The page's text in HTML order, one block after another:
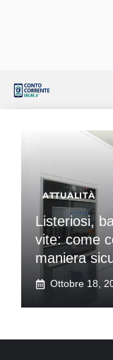
ATTUALITÀ
Listeriosi,
vite: come
maniera
Ottobre 18,